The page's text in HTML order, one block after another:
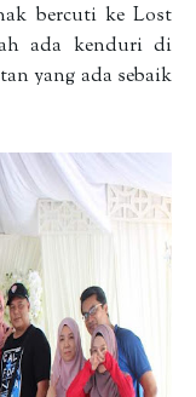
bercuti ke Lost
ada kenduri di
yang ada sebaik